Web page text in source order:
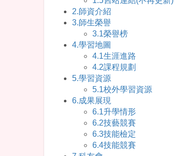
2.師資介紹
3.師生榮譽
3.1榮譽榜
4.學習地圖
4.1生涯進路
4.2課程規劃
5.學習資源
5.1校外學習資源
6.成果展現
6.1升學情形
6.2技藝競賽
6.3技能檢定
6.4技能競賽